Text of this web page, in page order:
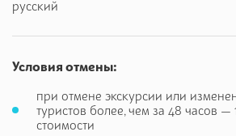
термальными источниками и
фотографии на память. В самом же
легендарную армянскую кухню и
лучшую минеральную воду в
русский
Условия отмены:
при отмене экскурсии или
туристов более, чем за 48 часов —
стоимости